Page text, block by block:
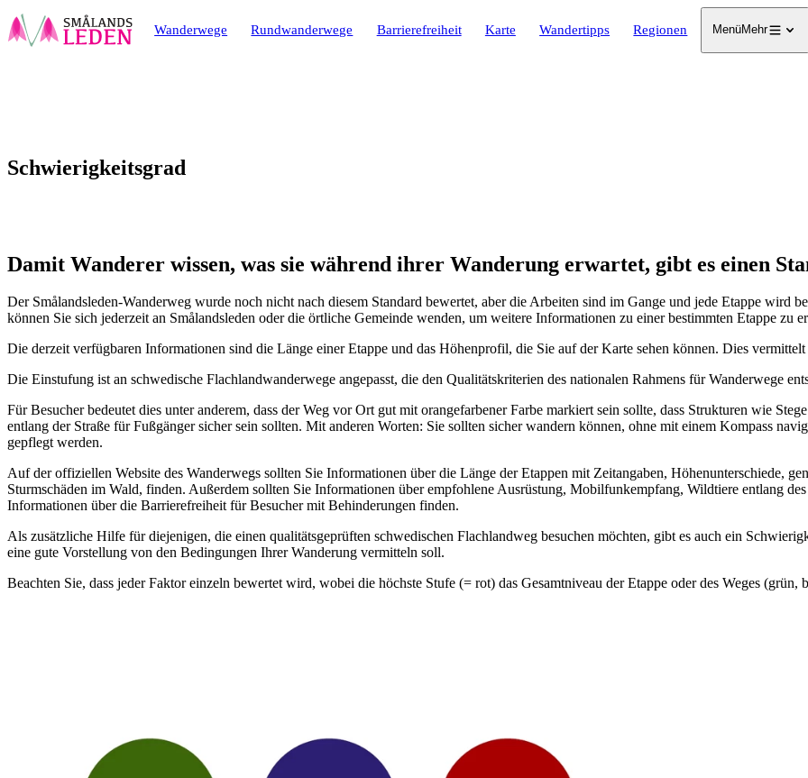
Wanderwege Rundwanderwege Barrierefreiheit Karte Wandertipps Regionen MenüMehr
Schwierigkeitsgrad
Damit Wanderer wissen, was sie während ihrer Wanderung erwartet, gibt es einen
Der Smålandsleden-Wanderweg wurde noch nicht nach diesem Standard bewertet, aber die Arbeiten sind im Gange und jede Etappe wird
können Sie sich jederzeit an Smålandsleden oder die örtliche Gemeinde wenden, um weitere Informationen zu einer bestimmten Etappe zu
Die derzeit verfügbaren Informationen sind die Länge einer Etappe und das Höhenprofil, die Sie auf der Karte sehen können. Dies
Die Einstufung ist an schwedische Flachlandwanderwege angepasst, die den Qualitätskriterien des nationalen Rahmens für Wanderwege
Für Besucher bedeutet dies unter anderem, dass der Weg vor Ort gut mit orangefarbener Farbe markiert sein sollte, dass Strukturen wie
entlang der Straße für Fußgänger sicher sein sollten. Mit anderen Worten: Sie sollten sicher wandern können, ohne mit einem Kompass
gepflegt werden.
Auf der offiziellen Website des Wanderwegs sollten Sie Informationen über die Länge der Etappen mit Zeitangaben, Höhenunterschiede,
Sturmschäden im Wald, finden. Außerdem sollten Sie Informationen über empfohlene Ausrüstung, Mobilfunkempfang, Wildtiere entlang
Informationen über die Barrierefreiheit für Besucher mit Behinderungen finden.
Als zusätzliche Hilfe für diejenigen, die einen qualitätsgeprüften schwedischen Flachlandweg besuchen möchten, gibt es auch ein
eine gute Vorstellung von den Bedingungen Ihrer Wanderung vermitteln soll.
Beachten Sie, dass jeder Faktor einzeln bewertet wird, wobei die höchste Stufe (= rot) das Gesamtniveau der Etappe oder des Weges (grün,